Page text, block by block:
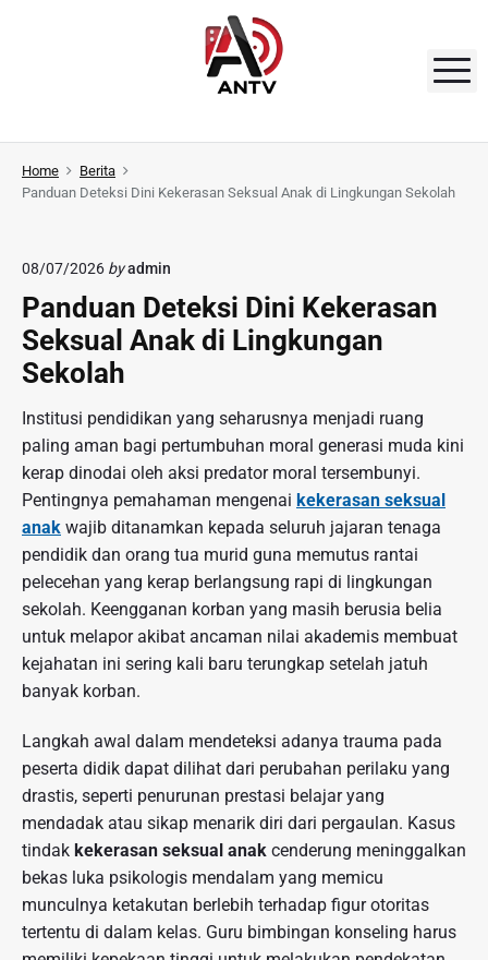
o
A
N
Home
Berita
Panduan Deteksi Dini Kekerasan Seksual Anak di Lingkungan Sekolah
08/07/2026 byadmin
Panduan Deteksi Dini Kekerasan
Seksual Anak di Lingkungan
Sekolah
Institusi pendidikan yang seharusnya menjadi ruang
paling aman bagi pertumbuhan moral generasi muda kini
kerap dinodai oleh aksi predator moral tersembunyi.
Pentingnya pemahaman mengenai kekerasan seksual
anak wajib ditanamkan kepada seluruh jajaran tenaga
pendidik dan orang tua murid guna memutus rantai
pelecehan yang kerap berlangsung rapi di lingkungan
sekolah. Keengganan korban yang masih berusia belia
untuk melapor akibat ancaman nilai akademis membuat
kejahatan ini sering kali baru terungkap setelah jatuh
banyak korban.
Langkah awal dalam mendeteksi adanya trauma pada
peserta didik dapat dilihat dari perubahan perilaku yang
drastis, seperti penurunan prestasi belajar yang
mendadak atau sikap menarik diri dari pergaulan. Kasus
tindak kekerasan seksual anak cenderung meninggalkan
bekas luka psikologis mendalam yang memicu
munculnya ketakutan berlebih terhadap figur otoritas
tertentu di dalam kelas. Guru bimbingan konseling harus